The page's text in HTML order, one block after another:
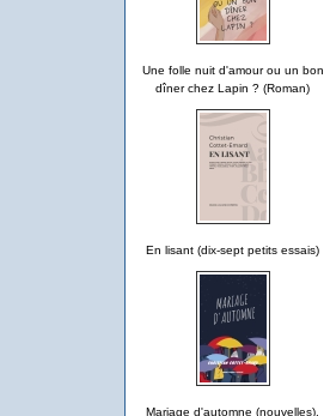
Une folle nuit d'amour ou un bon
dîner chez Lapin ? (Roman)
En lisant (dix-sept petits essais)
Mariage d'automne (nouvelles).